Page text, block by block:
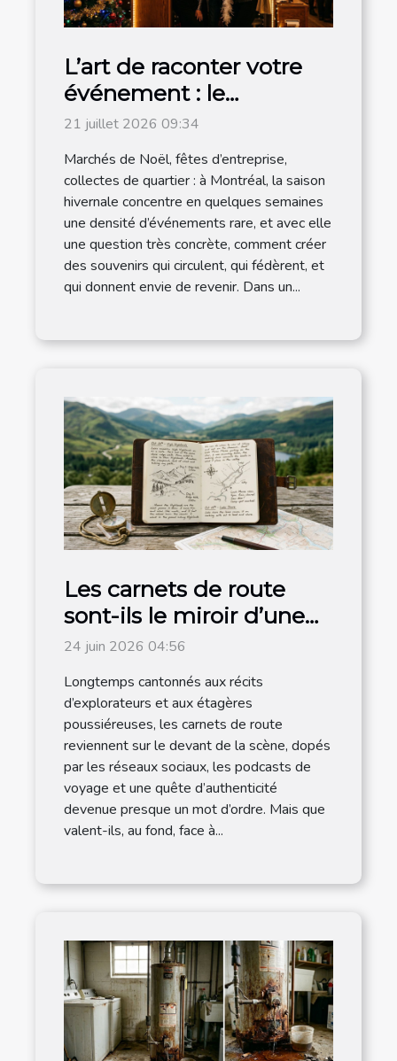
L’art de raconter votre
événement : le
photobooth s’invite à la
magie de noël
21 juillet 2026 09:34
Marchés de Noël, fêtes d’entreprise,
collectes de quartier : à Montréal, la saison
hivernale concentre en quelques semaines
une densité d’événements rare, et avec elle
une question très concrète, comment créer
des souvenirs qui circulent, qui fédèrent, et
qui donnent envie de revenir. Dans un...
Les carnets de route
sont-ils le miroir d’une
destination authentique
24 juin 2026 04:56
Longtemps cantonnés aux récits
d’explorateurs et aux étagères
poussiéreuses, les carnets de route
reviennent sur le devant de la scène, dopés
par les réseaux sociaux, les podcasts de
voyage et une quête d’authenticité
devenue presque un mot d’ordre. Mais que
valent-ils, au fond, face à...